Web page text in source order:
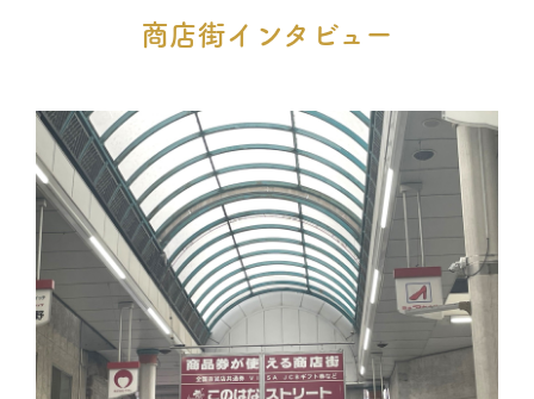
商店街インタビュー